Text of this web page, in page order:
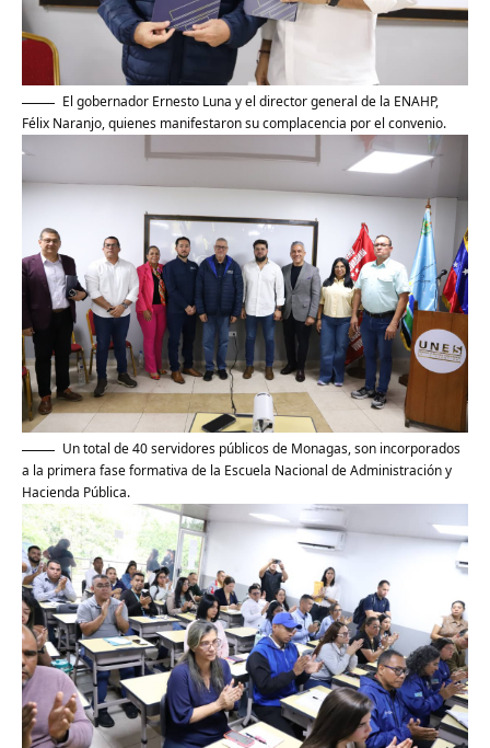
El gobernador Ernesto Luna y el director general de la ENAHP,
Félix Naranjo, quienes manifestaron su complacencia por el convenio.
Un total de 40 servidores públicos de Monagas, son incorporados
a la primera fase formativa de la Escuela Nacional de Administración y
Hacienda Pública.